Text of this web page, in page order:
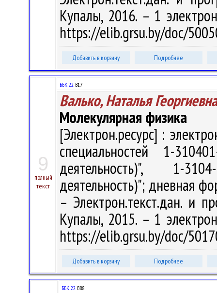
Купалы, 2016. – 1
https://elib.grsu.by/doc/
Добавить в корзину Подробнее
9
полный
текст
ББК 22.В17
Валько, Наталья Георгиевна
Молекулярная физика
[Электрон.ресурс] :
специальностей 1-
деятельность)", 1-
деятельность)"; дневная
– Электрон.текст.дан. и
Купалы, 2015. – 1
https://elib.grsu.by/doc/
Добавить в корзину Подробнее
ББК 22.В88